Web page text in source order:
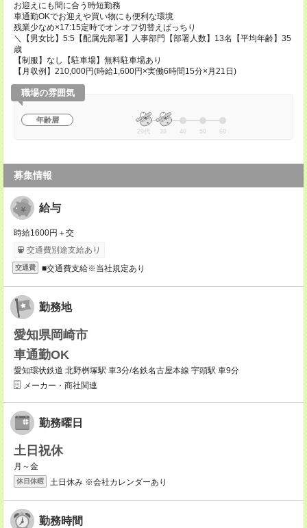
お迎えにも間に合う時短勤務
車通勤OKでお迎えや買い物にも便利な環境
残業少なめ×17:15定時でオンオフ切替えばっちり
＼【男女比】5:5【配属先部署】人事部門【部署人数】13名【平均年齢】35
歳
【制服】なし【駐車場】無料駐車場あり
【月収例】210,000円(時給1,600円×実働6時間15分×月21日)
職場の雰囲気
年齢層
20代 30 40 50 60
募集情報
給与
時給1600円＋交
交通費別途支給あり
交通費 ■交通費支給※当社規定あり
勤務地
愛知県岡崎市
車通勤OK
愛知環状鉄道 北野桝塚駅 車3分/名鉄名古屋本線 宇頭駅 車9分
メーカー・商社関連
勤務曜日
土日祝休
月～金
休日休暇 土日休み ※会社カレンダーあり
勤務時間